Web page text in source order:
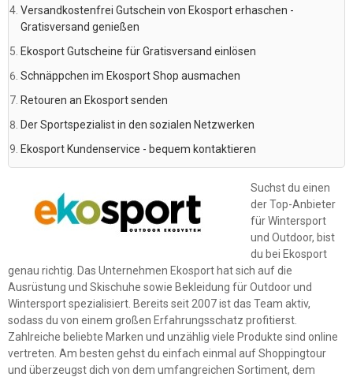
Versandkostenfrei Gutschein von Ekosport erhaschen -
Gratisversand genießen
Ekosport Gutscheine für Gratisversand einlösen
Schnäppchen im Ekosport Shop ausmachen
Retouren an Ekosport senden
Der Sportspezialist in den sozialen Netzwerken
Ekosport Kundenservice - bequem kontaktieren
Suchst du einen
der Top-Anbieter
für Wintersport
und Outdoor, bist
du bei Ekosport
genau richtig. Das Unternehmen Ekosport hat sich auf die
Ausrüstung und Skischuhe sowie Bekleidung für Outdoor und
Wintersport spezialisiert. Bereits seit 2007 ist das Team aktiv,
sodass du von einem großen Erfahrungsschatz profitierst.
Zahlreiche beliebte Marken und unzählig viele Produkte sind online
vertreten. Am besten gehst du einfach einmal auf Shoppingtour
und überzeugst dich von dem umfangreichen Sortiment, dem